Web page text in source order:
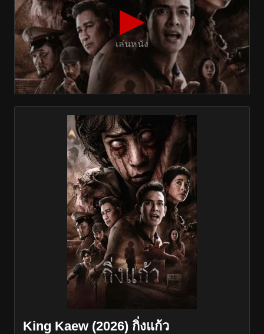
▶
เล่นหนัง
King Kaew (2026) กิ่งแก้ว